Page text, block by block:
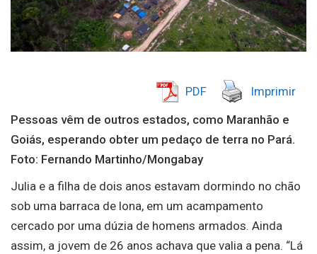
PDF Imprimir
Pessoas vêm de outros estados, como Maranhão e
Goiás, esperando obter um pedaço de terra no Pará.
Foto: Fernando Martinho/Mongabay
Julia e a filha de dois anos estavam dormindo no chão
sob uma barraca de lona, em um acampamento
cercado por uma dúzia de homens armados. Ainda
assim, a jovem de 26 anos achava que valia a pena. “Lá